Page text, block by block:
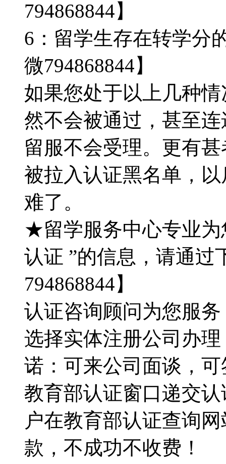
794868844】
6：留学生存在转学分
微794868844】
如果您处于以上几种
然不会被通过，甚至
留服不会受理。更有
被拉入认证黑名单，
难了。
★留学服务中心专业为
认证 ”的信息，请通过
794868844】
认证咨询顾问为您服务
选择实体注册公司办
诺：可来公司面谈，
教育部认证窗口递交认
户在教育部认证查询
款，不成功不收费！